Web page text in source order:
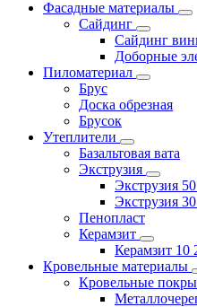
Фасадные материалы
Сайдинг
Сайдинг
Доборные
Пиломатериал
Брус
Доска обрезная
Брусок
Утеплители
Базальтовая вата
Экструзия
Экструзия
Экструзия
Пенопласт
Керамзит
Керамзит 10
Кровельные материалы
Кровельные